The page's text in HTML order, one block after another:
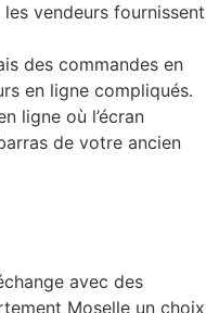
vendeurs fournissent
des commandes en
en ligne compliqués.
ligne où l’écran
de votre ancien
avec des
Moselle un choix